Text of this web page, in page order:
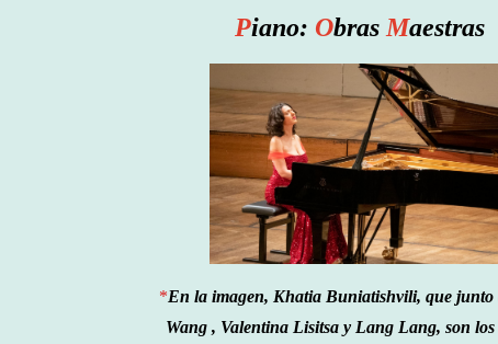
Piano: ObrasMaestras
*En la imagen, Khatia Buniatishvili, que junto
Wang , Valentina Lisitsa y Lang Lang, son los